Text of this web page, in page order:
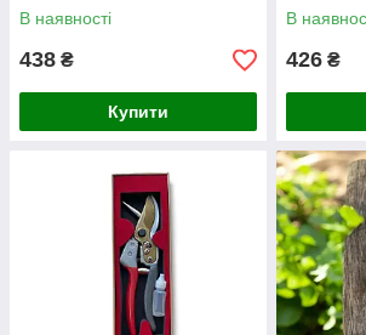
В наявності
438 ₴
Купити
В
426 ₴